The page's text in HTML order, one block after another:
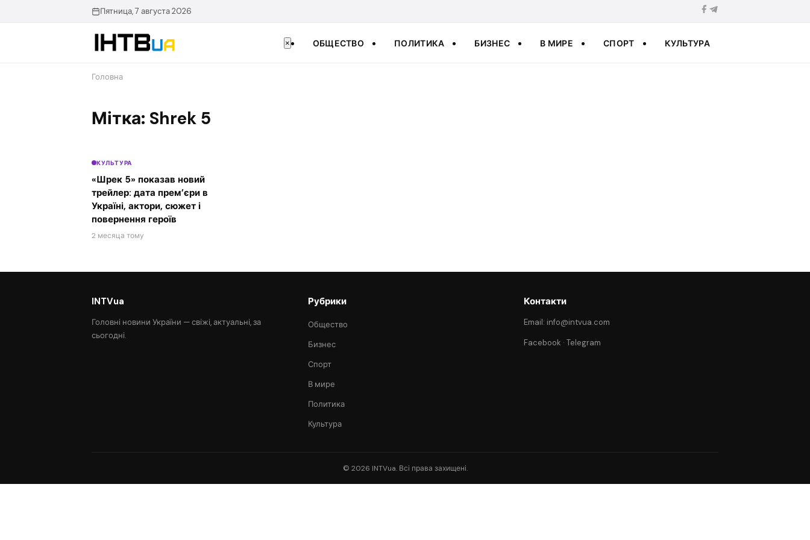
Пятница, 7 августа 2026
× ОБЩЕСТВО ПОЛИТИКА БИЗНЕС В МИРЕ СПОРТ КУЛЬТУРА
Головна
Мітка: Shrek 5
КУЛЬТУРА
«Шрек 5» показав новий
трейлер: дата прем’єри в
Україні, актори, сюжет і
повернення героїв
2 месяца тому
INTVua
Головні новини України — свіжі, актуальні, за
сьогодні.
Рубрики
Общество
Бизнес
Спорт
В мире
Политика
Культура
Контакти
Email: info@intvua.com
Facebook ·Telegram
© 2026 INTVua. Всі права захищені.